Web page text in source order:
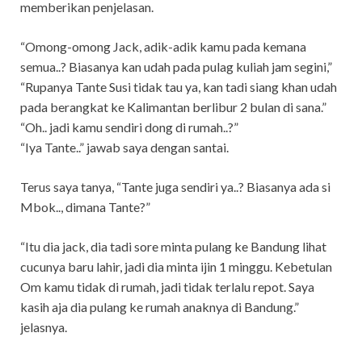
memberikan penjelasan.
“Omong-omong Jack, adik-adik kamu pada kemana
semua..? Biasanya kan udah pada pulag kuliah jam segini,”
“Rupanya Tante Susi tidak tau ya, kan tadi siang khan udah
pada berangkat ke Kalimantan berlibur 2 bulan di sana.”
“Oh.. jadi kamu sendiri dong di rumah..?”
“Iya Tante..” jawab saya dengan santai.
Terus saya tanya, “Tante juga sendiri ya..? Biasanya ada si
Mbok.., dimana Tante?”
“Itu dia jack, dia tadi sore minta pulang ke Bandung lihat
cucunya baru lahir, jadi dia minta ijin 1 minggu. Kebetulan
Om kamu tidak di rumah, jadi tidak terlalu repot. Saya
kasih aja dia pulang ke rumah anaknya di Bandung.”
jelasnya.